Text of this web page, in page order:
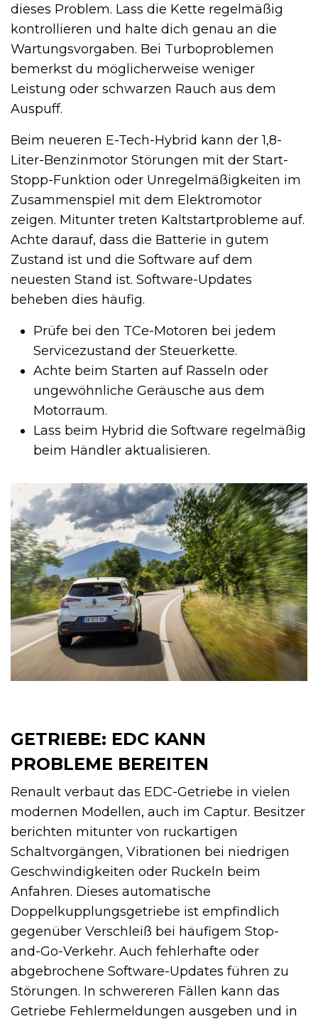
dieses Problem. Lass die Kette regelmäßig
kontrollieren und halte dich genau an die
Wartungsvorgaben. Bei Turboproblemen
bemerkst du möglicherweise weniger
Leistung oder schwarzen Rauch aus dem
Auspuff.
Beim neueren E-Tech-Hybrid kann der 1,8-
Liter-Benzinmotor Störungen mit der Start-
Stopp-Funktion oder Unregelmäßigkeiten im
Zusammenspiel mit dem Elektromotor
zeigen. Mitunter treten Kaltstartprobleme auf.
Achte darauf, dass die Batterie in gutem
Zustand ist und die Software auf dem
neuesten Stand ist. Software-Updates
beheben dies häufig.
Prüfe bei den TCe-Motoren bei jedem
Servicezustand der Steuerkette.
Achte beim Starten auf Rasseln oder
ungewöhnliche Geräusche aus dem
Motorraum.
Lass beim Hybrid die Software regelmäßig
beim Händler aktualisieren.
GETRIEBE: EDC KANN
PROBLEME BEREITEN
Renault verbaut das EDC-Getriebe in vielen
modernen Modellen, auch im Captur. Besitzer
berichten mitunter von ruckartigen
Schaltvorgängen, Vibrationen bei niedrigen
Geschwindigkeiten oder Ruckeln beim
Anfahren. Dieses automatische
Doppelkupplungsgetriebe ist empfindlich
gegenüber Verschleiß bei häufigem Stop-
and-Go-Verkehr. Auch fehlerhafte oder
abgebrochene Software-Updates führen zu
Störungen. In schwereren Fällen kann das
Getriebe Fehlermeldungen ausgeben und in